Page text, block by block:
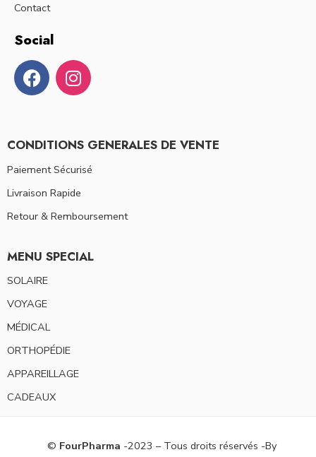
Contact
Social
CONDITIONS GENERALES DE VENTE
Paiement Sécurisé
Livraison Rapide
Retour & Remboursement
MENU SPECIAL
SOLAIRE
VOYAGE
MÉDICAL
ORTHOPÉDIE
APPAREILLAGE
CADEAUX
© FourPharma -2023 – Tous droits réservés -By